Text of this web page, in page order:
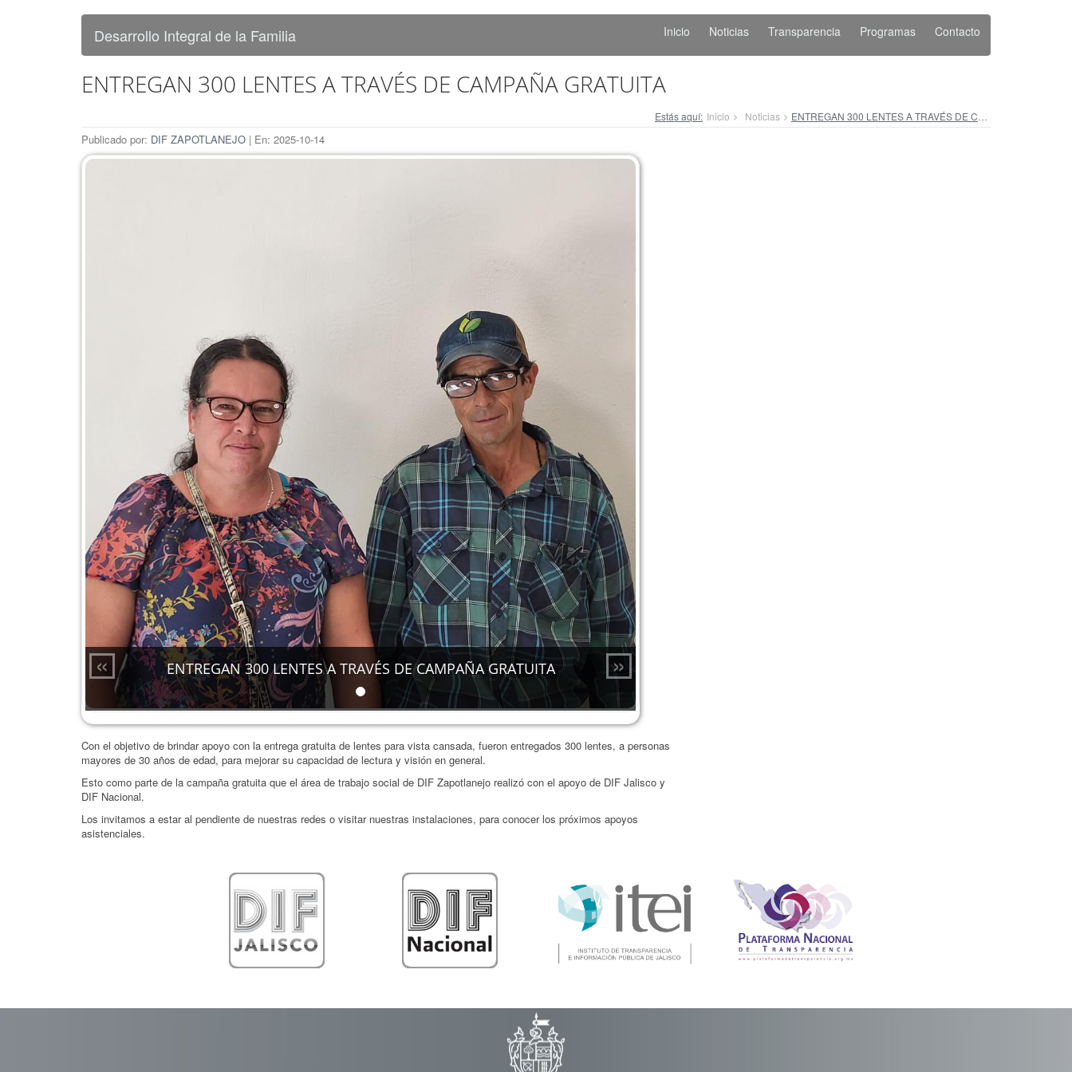
Desarrollo Integral de la Familia Inicio Noticias Transparencia Programas Contacto
ENTREGAN 300 LENTES A TRAVÉS DE CAMPAÑA GRATUITA
Estás aquí: Inicio Noticias
Publicado por: DIF ZAPOTLANEJO | En: 2025-10-14
ENTREGAN 300 LENTES A TRAVÉS DE CAMPAÑA GRATUITA
« »
Con el objetivo de brindar apoyo con la entrega gratuita de lentes para vista cansada, fueron entregados 300 lentes, a personas
mayores de 30 años de edad, para mejorar su capacidad de lectura y visión en general.
Esto como parte de la campaña gratuita que el área de trabajo social de DIF Zapotlanejo realizó con el apoyo de DIF Jalisco y
DIF Nacional.
Los invitamos a estar al pendiente de nuestras redes o visitar nuestras instalaciones, para conocer los próximos apoyos
asistenciales.